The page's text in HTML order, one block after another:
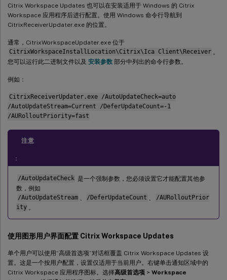
Citrix Workspace Updates 也可以在安装适用于 Windows 的 Citrix
Workspace 应用程序后进行配置。使用 Windows 命令行导航到
CitrixReceiverUpdater.exe 的位置。
通常，CitrixWorkspaceUpdater.exe 位于
CitrixWorkspaceInstallLocation\Citrix\Ica Client\Receiver 。
您可以运行此二进制文件以及 安装参数 部分中列出的命令行参数。
例如：
CitrixReceiverUpdater.exe /AutoUpdateCheck=auto
/AutoUpdateStream=Current /DeferUpdateCount=-1
/AURolloutPriority=fast
注意
：
/AutoUpdateCheck 是一个强制参数，您必须设置它才能配置其他参
数，例如
/AutoUpdateStream
/DeferUpdateCount
/AURolloutPrior
ity 。
使用图形用户界面配置 Citrix Workspace Updates
单个用户可以使用“高级首选项”对话框覆盖 Citrix Workspace Updates 设
置。这是一个按用户配置，设置仅适用于当前用户。右键单击通知区域中的
Citrix Workspace 应用程序图标。选择高级首选项 > Workspace